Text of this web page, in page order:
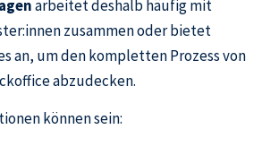
arbeitet deshalb häufig mit
zusammen oder bietet
an, um den kompletten Prozess von
abzudecken.
können sein: